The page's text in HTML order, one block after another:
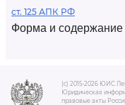
ст. 125 АПК РФ
Форма и содержание
(c) 2015-2026 ЮИС
Юридическая
правовые акты